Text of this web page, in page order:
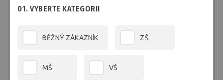
01. VYBERTE KATEGORII
BĚŽNÝ ZÁKAZNÍK ZŠ
MŠ VŠ